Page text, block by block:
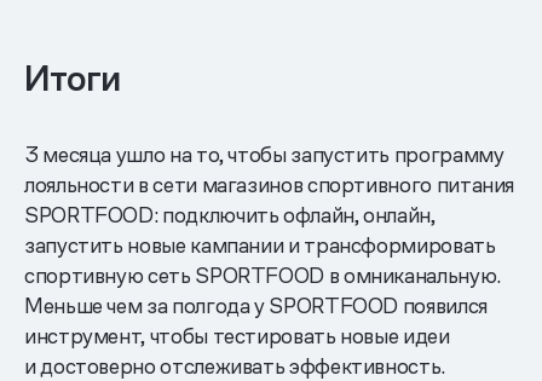
Итоги
3 месяца ушло на то, чтобы запустить программу
лояльности в сети магазинов спортивного питания
SPORTFOOD: подключить офлайн, онлайн,
запустить новые кампании и трансформировать
спортивную сеть SPORTFOOD в омниканальную.
Меньше чем за полгода у SPORTFOOD появился
инструмент, чтобы тестировать новые идеи
и достоверно отслеживать эффективность.